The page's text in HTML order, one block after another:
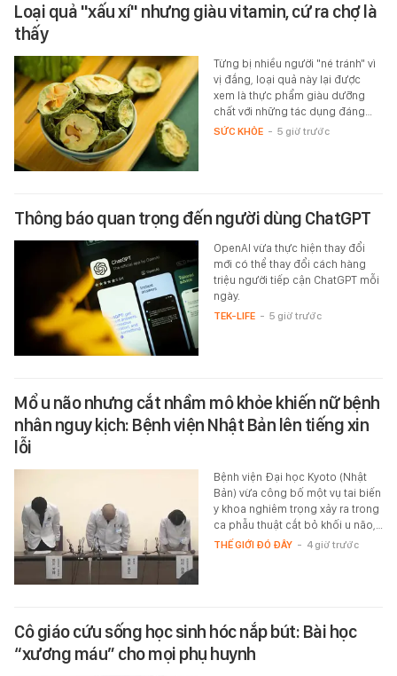
Loại quả "xấu xí" nhưng giàu vitamin, cứ ra chợ là
thấy
Từng bị nhiều người "né tránh" vì
vị đắng, loại quả này lại được
xem là thực phẩm giàu dưỡng
chất với những tác dụng đáng…
SỨC KHỎE - 5 giờ trước
Thông báo quan trọng đến người dùng ChatGPT
OpenAI vừa thực hiện thay đổi
mới có thể thay đổi cách hàng
triệu người tiếp cận ChatGPT mỗi
ngày.
TEK-LIFE - 5 giờ trước
Mổ u não nhưng cắt nhầm mô khỏe khiến nữ bệnh
nhân nguy kịch: Bệnh viện Nhật Bản lên tiếng xin
lỗi
Bệnh viện Đại học Kyoto (Nhật
Bản) vừa công bố một vụ tai biến
y khoa nghiêm trọng xảy ra trong
ca phẫu thuật cắt bỏ khối u não,…
THẾ GIỚI ĐÓ ĐÂY - 4 giờ trước
Cô giáo cứu sống học sinh hóc nắp bút: Bài học
“xương máu” cho mọi phụ huynh